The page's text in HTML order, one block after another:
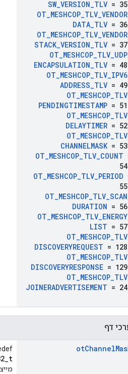
SW_VERSION_TLV = 35
OT_MESHCOP_TLV_VENDOR
DATA_TLV = 36
OT_MESHCOP_TLV_VENDOR
STACK_VERSION_TLV = 37
OT_MESHCOP_TLV_UDP
ENCAPSULATION_TLV = 48
OT_MESHCOP_TLV_IPV6
ADDRESS_TLV = 49
OT_MESHCOP_TLV
PENDINGTIMESTAMP = 51
OT_MESHCOP_TLV
DELAYTIMER = 52
OT_MESHCOP_TLV
CHANNELMASK= 53
OT_MESHCOP_TLV_COUNT
54
OT_MESHCOP_TLV_PERIOD
55
OT_MESHCOP_TLV_SCAN
DURATION = 56
OT_MESHCOP_TLV_ENERGY
LIST = 57
OT_MESHCOP_TLV
DISCOVERYREQUEST = 128
OT_MESHCOP_TLV
DISCOVERYRESPONSE = 129
OT_MESHCOP_TLV
JOINERADVERTISEMENT =
דף
otChannel